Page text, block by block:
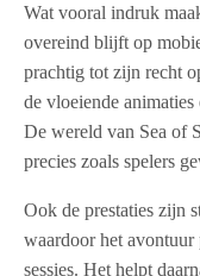
Wat vooral indruk
overeind blijft op
prachtig tot zijn recht
de vloeiende
De wereld van Sea of
precies zoals spelers
Ook de prestaties zijn
waardoor het
sessies. Het helpt